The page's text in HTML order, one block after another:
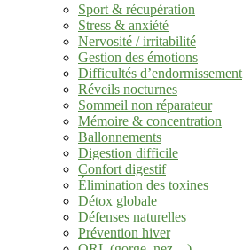
Sport & récupération
Stress & anxiété
Nervosité / irritabilité
Gestion des émotions
Difficultés d’endormissement
Réveils nocturnes
Sommeil non réparateur
Mémoire & concentration
Ballonnements
Digestion difficile
Confort digestif
Élimination des toxines
Détox globale
Défenses naturelles
Prévention hiver